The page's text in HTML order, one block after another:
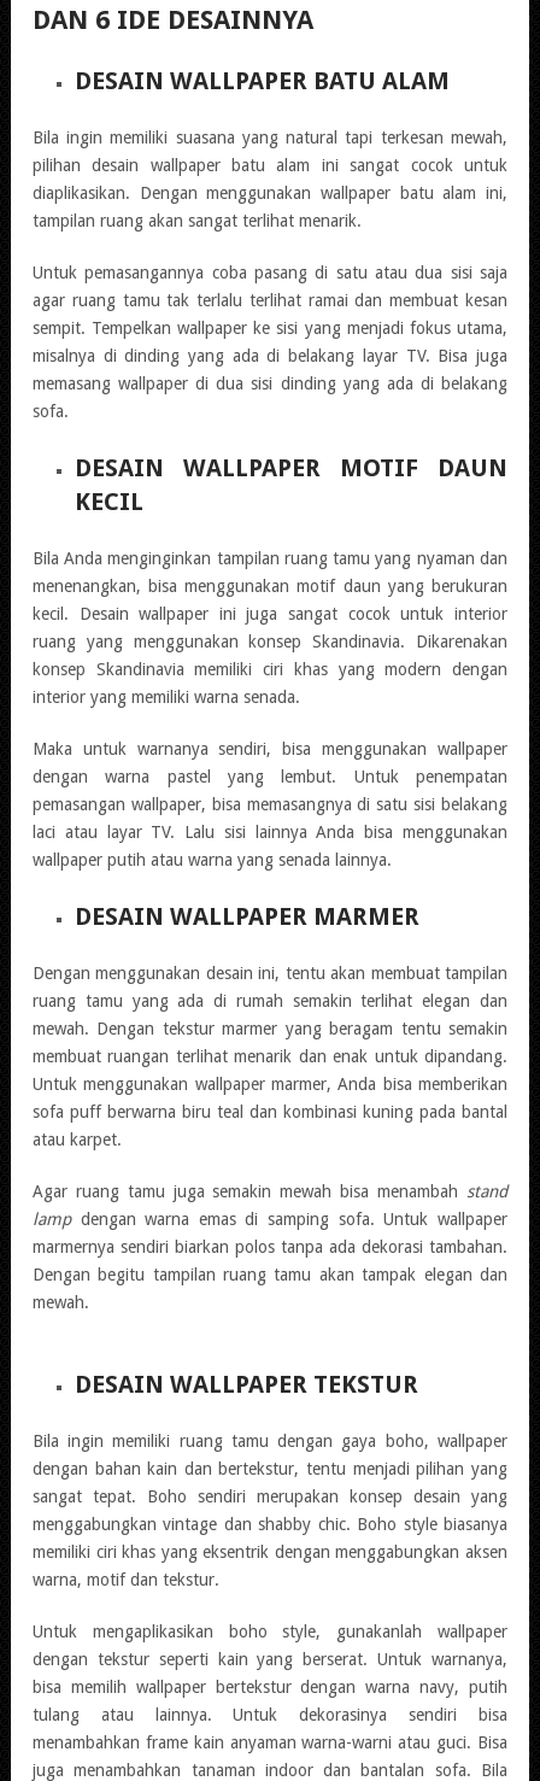
DAN 6 IDE DESAINNYA
DESAIN WALLPAPER BATU ALAM
Bila ingin memiliki suasana yang natural tapi terkesan mewah,
pilihan desain wallpaper batu alam ini sangat cocok untuk
diaplikasikan. Dengan menggunakan wallpaper batu alam ini,
tampilan ruang akan sangat terlihat menarik.
Untuk pemasangannya coba pasang di satu atau dua sisi saja
agar ruang tamu tak terlalu terlihat ramai dan membuat kesan
sempit. Tempelkan wallpaper ke sisi yang menjadi fokus utama,
misalnya di dinding yang ada di belakang layar TV. Bisa juga
memasang wallpaper di dua sisi dinding yang ada di belakang
sofa.
DESAIN WALLPAPER MOTIF DAUN
KECIL
Bila Anda menginginkan tampilan ruang tamu yang nyaman dan
menenangkan, bisa menggunakan motif daun yang berukuran
kecil. Desain wallpaper ini juga sangat cocok untuk interior
ruang yang menggunakan konsep Skandinavia. Dikarenakan
konsep Skandinavia memiliki ciri khas yang modern dengan
interior yang memiliki warna senada.
Maka untuk warnanya sendiri, bisa menggunakan wallpaper
dengan warna pastel yang lembut. Untuk penempatan
pemasangan wallpaper, bisa memasangnya di satu sisi belakang
laci atau layar TV. Lalu sisi lainnya Anda bisa menggunakan
wallpaper putih atau warna yang senada lainnya.
DESAIN WALLPAPER MARMER
Dengan menggunakan desain ini, tentu akan membuat tampilan
ruang tamu yang ada di rumah semakin terlihat elegan dan
mewah. Dengan tekstur marmer yang beragam tentu semakin
membuat ruangan terlihat menarik dan enak untuk dipandang.
Untuk menggunakan wallpaper marmer, Anda bisa memberikan
sofa puff berwarna biru teal dan kombinasi kuning pada bantal
atau karpet.
Agar ruang tamu juga semakin mewah bisa menambah stand
lampdengan warna emas di samping sofa. Untuk wallpaper
marmernya sendiri biarkan polos tanpa ada dekorasi tambahan.
Dengan begitu tampilan ruang tamu akan tampak elegan dan
mewah.
DESAIN WALLPAPER TEKSTUR
Bila ingin memiliki ruang tamu dengan gaya boho, wallpaper
dengan bahan kain dan bertekstur, tentu menjadi pilihan yang
sangat tepat. Boho sendiri merupakan konsep desain yang
menggabungkan vintage dan shabby chic. Boho style biasanya
memiliki ciri khas yang eksentrik dengan menggabungkan aksen
warna, motif dan tekstur.
Untuk mengaplikasikan boho style, gunakanlah wallpaper
dengan tekstur seperti kain yang berserat. Untuk warnanya,
bisa memilih wallpaper bertekstur dengan warna navy, putih
tulang atau lainnya. Untuk dekorasinya sendiri bisa
menambahkan frame kain anyaman warna-warni atau guci. Bisa
juga menambahkan tanaman indoor dan bantalan sofa. Bila